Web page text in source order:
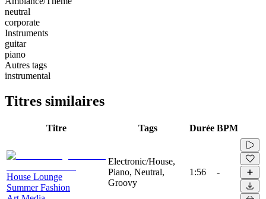
neutral
corporate
Instruments
guitar
piano
Autres tags
instrumental
Titres similaires
Titre Tags Durée BPM
House Lounge
Summer Fashion
Electronic/House,
Piano, Neutral,
Groovy
1:56 -